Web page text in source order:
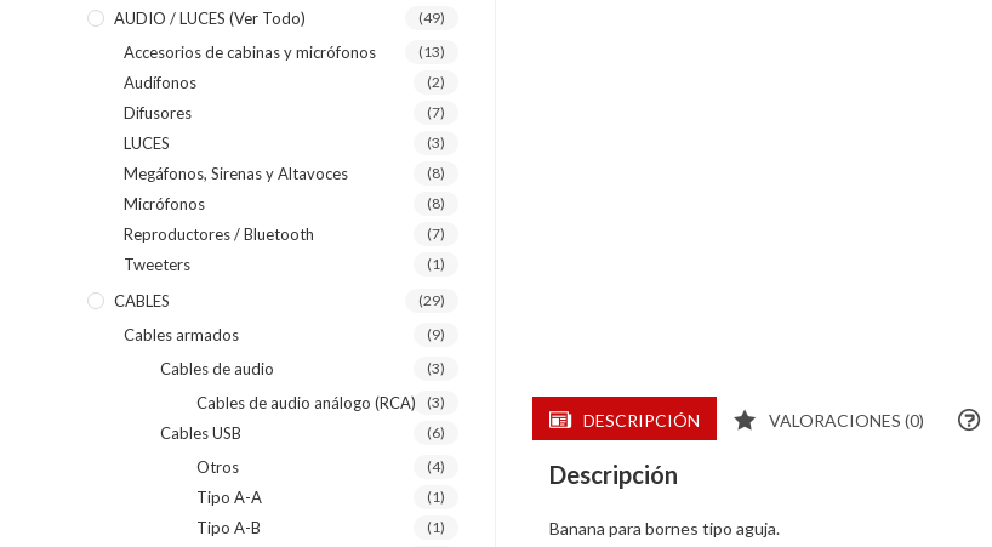
DESCRIPCIÓN VALORACIONES (0)
Descripción
Banana para bornes tipo aguja.
AUDIO / LUCES (ver Todo) (49)
Accesorios de cabinas y micrófonos (13)
Audífonos (2)
Difusores (7)
LUCES (3)
Megáfonos, Sirenas y Altavoces (8)
Micrófonos (8)
Reproductores / Bluetooth (7)
Tweeters (1)
CABLES (29)
Cables armados (9)
Cables de audio (3)
Cables de audio análogo (RCA) (3)
Cables USB (6)
Otros (4)
Tipo A-A (1)
Tipo A-B (1)